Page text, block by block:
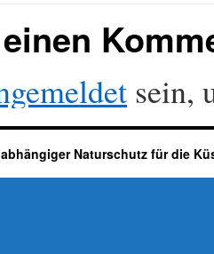
sein,
Naturschutz für die